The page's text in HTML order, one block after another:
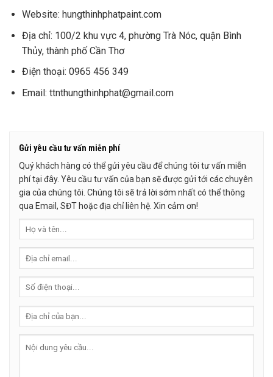
Website: hungthinhphatpaint.com
Địa chỉ: 100/2 khu vực 4, phường Trà Nóc, quận Bình
Thủy, thành phố Cần Thơ
Điện thoại: 0965 456 349
Email: ttnthungthinhphat@gmail.com
Gửi yêu cầu tư vấn miễn phí
Quý khách hàng có thể gửi yêu cầu để chúng tôi tư vấn miễn
phí tại đây. Yêu cầu tư vấn của bạn sẽ được gửi tới các chuyên
gia của chúng tôi. Chúng tôi sẽ trả lời sớm nhất có thể thông
qua Email, SĐT hoặc địa chỉ liên hệ. Xin cảm ơn!